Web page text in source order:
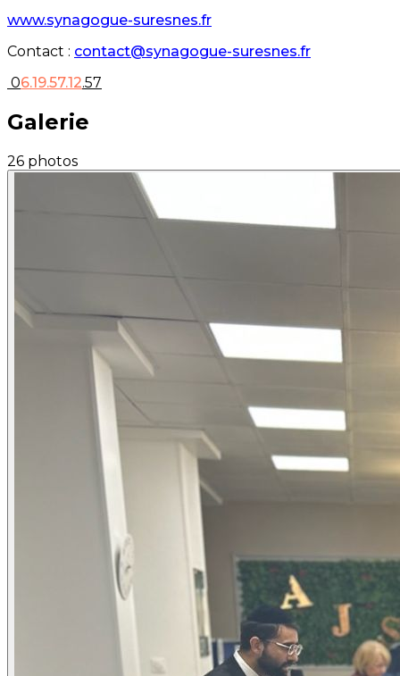
www.synagogue-suresnes.fr
Contact : contact@synagogue-suresnes.fr
06.19.57.12.57
Galerie
26 photos